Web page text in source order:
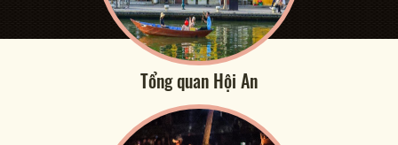
Tổng quan Hội An